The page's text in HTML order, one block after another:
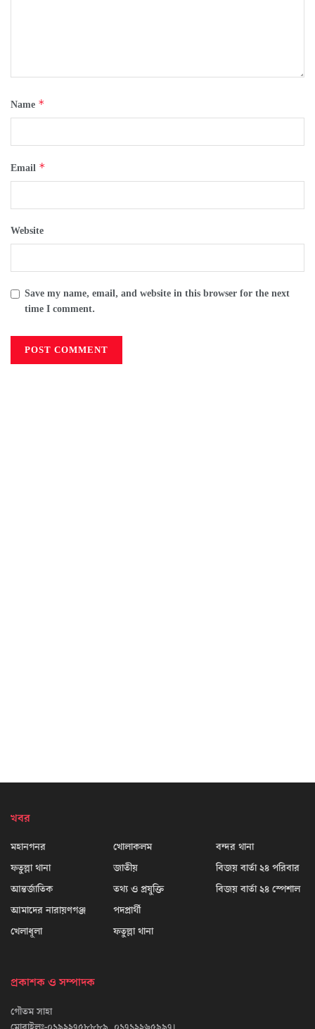
Name *
Email *
Website
Save my name, email, and website in this browser for the next
time I comment.
খবর
মহানগনর
ফতুল্লা থানা
আন্তর্জাতিক
আমাদের নারায়ণগঞ্জ
খেলাধূলা
খোলাকলম
জাতীয়
তথ্য ও প্রযুক্তি
পদপ্রার্থী
ফতুল্লা থানা
বন্দর থানা
বিজয় বার্তা ২৪ পরিবার
বিজয় বার্তা ২৪ স্পেশাল
প্রকাশক ও সম্পাদক
গৌতম সাহা